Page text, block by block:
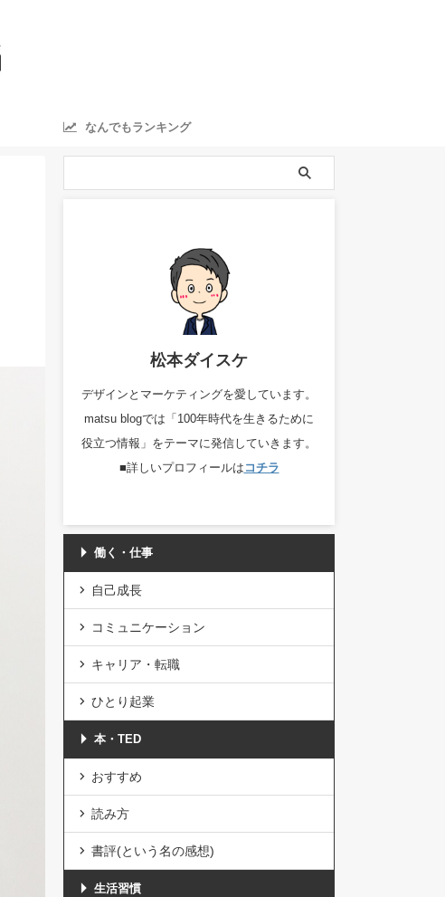
なんでもランキング
松本ダイスケ
デザインとマーケティングを愛しています。
matsu blogでは「100年時代を生きるために
役立つ情報」をテーマに発信していきます。
■詳しいプロフィールは コチラ
働く・仕事
自己成長
コミュニケーション
キャリア・転職
ひとり起業
本・TED
おすすめ
読み方
書評(という名の感想)
生活習慣